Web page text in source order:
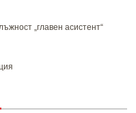
„главен асистент“